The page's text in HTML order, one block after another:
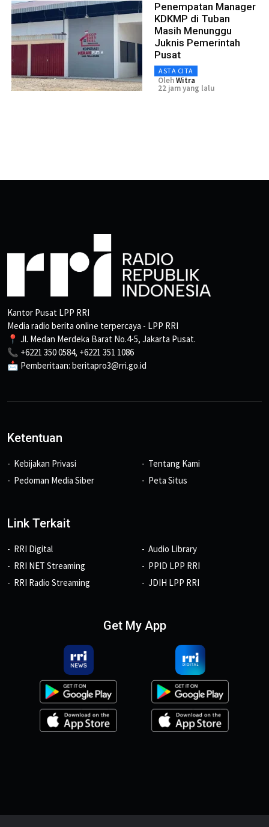
Penempatan Manager
KDKMP di Tuban
Masih Menunggu
Juknis Pemerintah
Pusat
ASTA CITA
OlehWitra
22 jam yang lalu
Kantor Pusat LPP RRI
Media radio berita online terpercaya - LPP RRI
📍 Jl. Medan Merdeka Barat No.4-5, Jakarta Pusat.
📞 +6221 350 0584, +6221 351 1086
📩 Pemberitaan: beritapro3@rri.go.id
Ketentuan
Kebijakan Privasi
Pedoman Media Siber
Tentang Kami
Peta Situs
Link Terkait
RRI Digital
RRI NET Streaming
RRI Radio Streaming
Audio Library
PPID LPP RRI
JDIH LPP RRI
Get My App